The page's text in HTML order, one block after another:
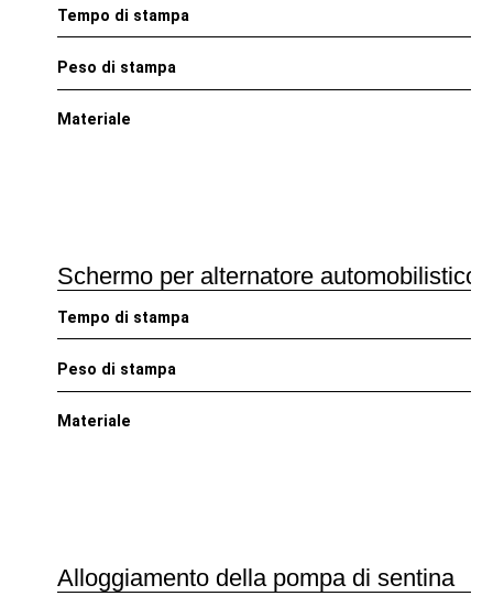
Tempo di stampa
Peso di stampa
Materiale
Schermo per alternatore automobilistico
Tempo di stampa
Peso di stampa
Materiale
Alloggiamento della pompa di sentina